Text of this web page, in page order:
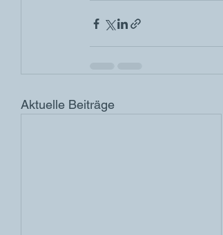
Aktuelle Beiträge